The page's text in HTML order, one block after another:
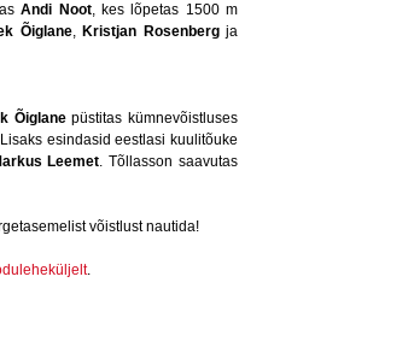
Andi Noot, kes lõpetas 1500 m
Õiglane, Kristjan Rosenbergja
Õiglanepüstitas kümnevõistluses
esindasid eestlasi kuulitõuke
Leemet. Tõllasson saavutas
võistlust nautida!
.